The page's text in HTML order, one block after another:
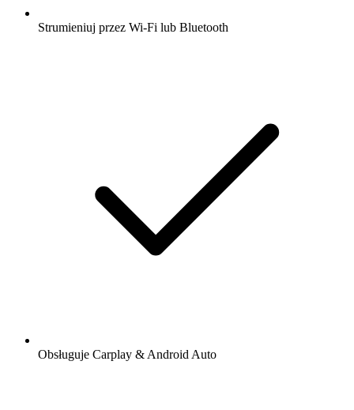
Strumieniuj przez Wi-Fi lub Bluetooth
Obsługuje Carplay & Android Auto